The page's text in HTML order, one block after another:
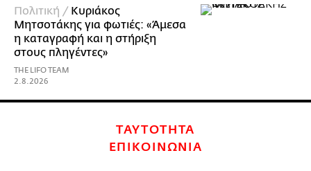
Πολιτική / Κυριάκος
Μητσοτάκης για φωτιές: «Άμεσα
η καταγραφή και η στήριξη
στους πληγέντες»
THE LIFO TEAM
2.8.2026
ΤΑΥΤΟΤΗΤΑ
ΕΠΙΚΟΙΝΩΝΙΑ